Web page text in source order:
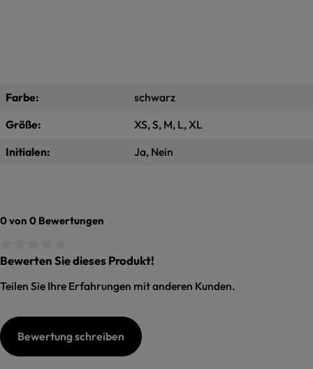
Farbe:
schwarz
Größe:
XS, S, M, L, XL
Initialen:
Ja, Nein
0 von 0 Bewertungen
Durchschnittliche Bewertung von 0 von 5 Sternen
Bewerten Sie dieses Produkt!
Teilen Sie Ihre Erfahrungen mit anderen Kunden.
Bewertung schreiben